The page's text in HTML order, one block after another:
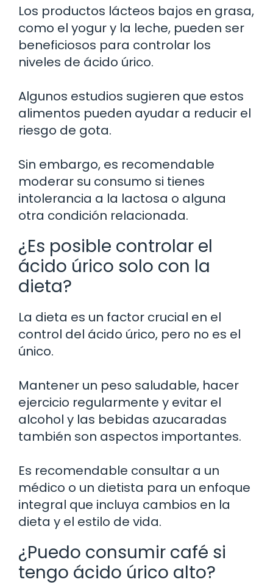
Los productos lácteos bajos en grasa,
como el yogur y la leche, pueden ser
beneficiosos para controlar los
niveles de ácido úrico.
Algunos estudios sugieren que estos
alimentos pueden ayudar a reducir el
riesgo de gota.
Sin embargo, es recomendable
moderar su consumo si tienes
intolerancia a la lactosa o alguna
otra condición relacionada.
¿Es posible controlar el
ácido úrico solo con la
dieta?
La dieta es un factor crucial en el
control del ácido úrico, pero no es el
único.
Mantener un peso saludable, hacer
ejercicio regularmente y evitar el
alcohol y las bebidas azucaradas
también son aspectos importantes.
Es recomendable consultar a un
médico o un dietista para un enfoque
integral que incluya cambios en la
dieta y el estilo de vida.
¿Puedo consumir café si
tengo ácido úrico alto?